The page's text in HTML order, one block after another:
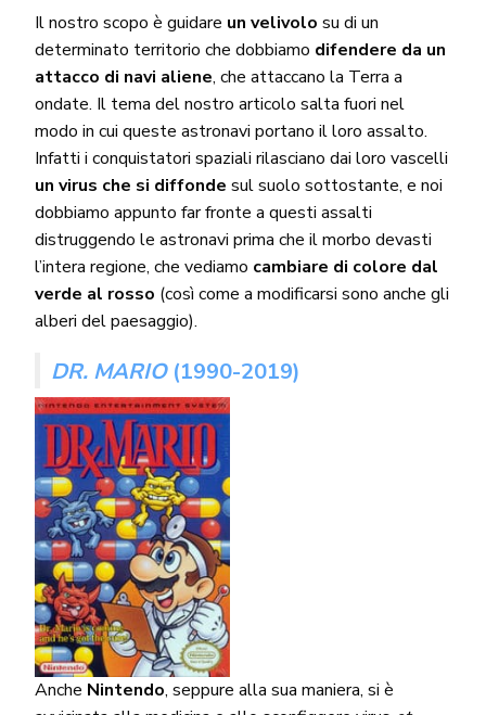
Il nostro scopo è guidare un velivolosu di un
determinato territorio che dobbiamo difendere da un
attacco di navi aliene, che attaccano la Terra a
ondate. Il tema del nostro articolo salta fuori nel
modo in cui queste astronavi portano il loro assalto.
Infatti i conquistatori spaziali rilasciano dai loro vascelli
un virus che si diffondesul suolo sottostante, e noi
dobbiamo appunto far fronte a questi assalti
distruggendo le astronavi prima che il morbo devasti
l’intera regione, che vediamo cambiare di colore dal
verde al rosso (così come a modificarsi sono anche gli
alberi del paesaggio).
DR. MARIO (1990-2019)
Anche Nintendo, seppure alla sua maniera, si è